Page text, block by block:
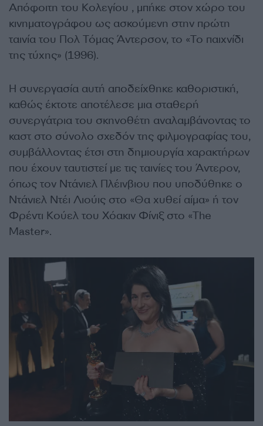
Απόφοιτη του Κολεγίου , μπήκε στον χώρο του
κινηματογράφου ως ασκούμενη στην πρώτη
ταινία του Πολ Τόμας Άντερσον, το «Το παιχνίδι
της τύχης» (1996).
Η συνεργασία αυτή αποδείχθηκε καθοριστική,
καθώς έκτοτε αποτέλεσε μια σταθερή
συνεργάτρια του σκηνοθέτη αναλαμβάνοντας το
καστ στο σύνολο σχεδόν της φιλμογραφίας του,
συμβάλλοντας έτσι στη δημιουργία χαρακτήρων
που έχουν ταυτιστεί με τις ταινίες του Άντερον,
όπως τον Ντάνιελ Πλέινβιου που υποδύθηκε ο
Ντάνιελ Ντέι Λιούις στο «Θα χυθεί αίμα» ή τον
Φρέντι Κούελ του Χόακιν Φίνιξ στο «The
Master».